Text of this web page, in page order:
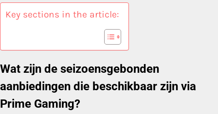
Key sections in the article:
Wat zijn de seizoensgebonden
aanbiedingen die beschikbaar zijn via
Prime Gaming?